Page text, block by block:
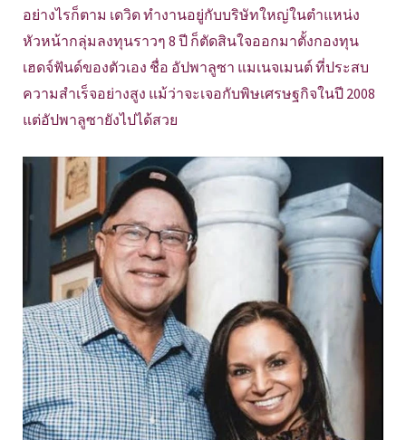
อย่างไรก็ตาม เดวิด ทำงานอยู่กับบริษัทใหญ่ในตำแหน่ง
หัวหน้ากลุ่มลงทุนราวๆ 8 ปี ก็ตัดสินใจออกมาตั้งกองทุน
เฮดจ์ฟันด์ของตัวเอง ชื่อ อัปพาลูซา แมเนจเมนต์ ที่ประสบ
ความสำเร็จอย่างสูง แม้ว่าจะเจอกับพิษเศรษฐกิจในปี 2008
แต่อัปพาลูซายังไปได้สวย